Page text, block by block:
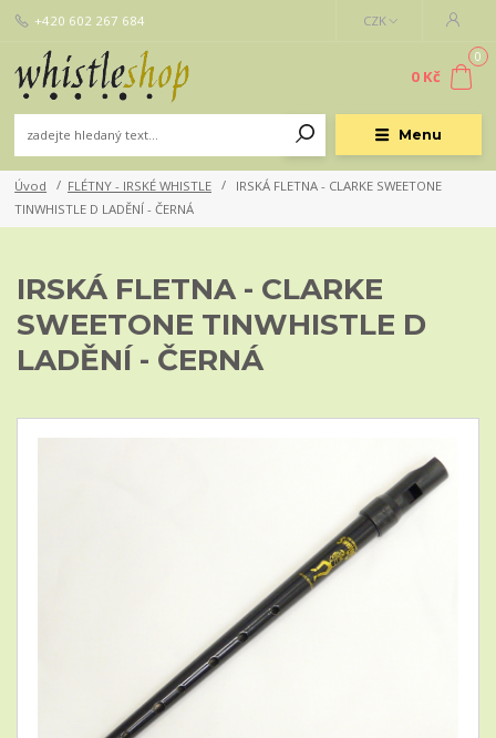
Menu
CZK
+420 602 267 684
0
0 Kč
Úvod FLÉTNY - IRSKÉ WHISTLE
IRSKÁ FLETNA - CLARKE SWEETONE
TINWHISTLE D LADĚNÍ - ČERNÁ
IRSKÁ FLETNA - CLARKE
SWEETONE TINWHISTLE D
LADĚNÍ - ČERNÁ